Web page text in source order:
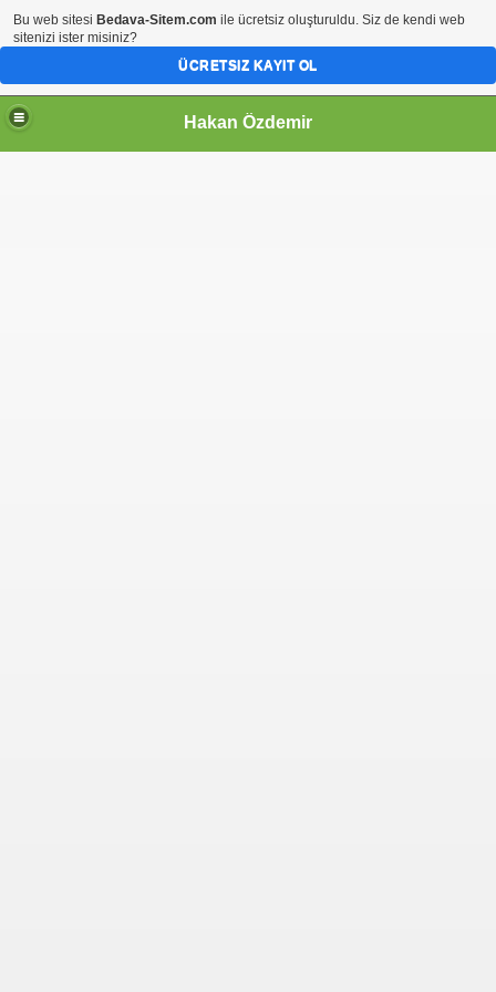
Hakan Özdemir
Bu web sitesi Bedava-Sitem.com ile ücretsiz oluşturuldu. Siz de kendi web
sitenizi ister misiniz?
ÜCRETSIZ KAYIT OL